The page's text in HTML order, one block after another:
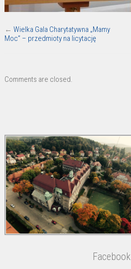
← Wielka Gala Charytatywna „Mamy
Moc” – przedmioty na licytację
Comments are closed.
Facebook